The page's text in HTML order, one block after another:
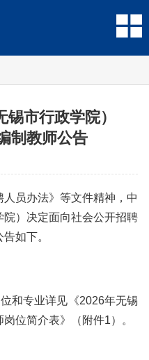
市行政学院）
制教师公告
员办法》等文件精神，中
）决定面向社会公开招聘
如下。
和专业详见《2026年无锡
位简介表》（附件1）。